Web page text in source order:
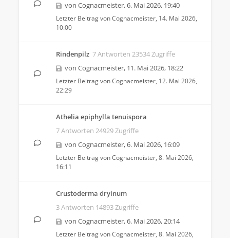
von Cognacmeister,6. Mai 2026, 19:40
Letzter Beitrag vonCognacmeister, 14. Mai 2026,
10:00
Rindenpilz 7 Antworten 23534 Zugriffe
von Cognacmeister, 11. Mai 2026, 18:22
Letzter Beitrag vonCognacmeister, 12. Mai 2026,
22:29
Athelia epiphylla tenuispora
7 Antworten 24929 Zugriffe
von Cognacmeister,6. Mai 2026, 16:09
Letzter Beitrag vonCognacmeister, 8. Mai 2026,
16:11
Crustoderma dryinum
3 Antworten 14893 Zugriffe
von Cognacmeister,6. Mai 2026, 20:14
Letzter Beitrag vonCognacmeister, 8. Mai 2026,